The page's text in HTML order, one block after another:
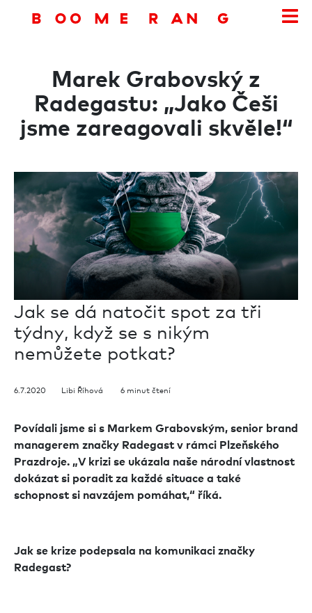
Marek Grabovský z
Radegastu: „Jako Češi
jsme zareagovali skvěle!“
Jak se dá natočit spot za tři
týdny, když se s nikým
nemůžete potkat?
6.7.2020 Libi Říhová 6 minut čtení
Povídali jsme si s Markem Grabovským, senior brand
managerem značky Radegast v rámci Plzeňského
Prazdroje. „V krizi se ukázala naše národní vlastnost
dokázat si poradit za každé situace a také
schopnost si navzájem pomáhat,“ říká.
Jak se krize podepsala na komunikaci značky
Radegast?